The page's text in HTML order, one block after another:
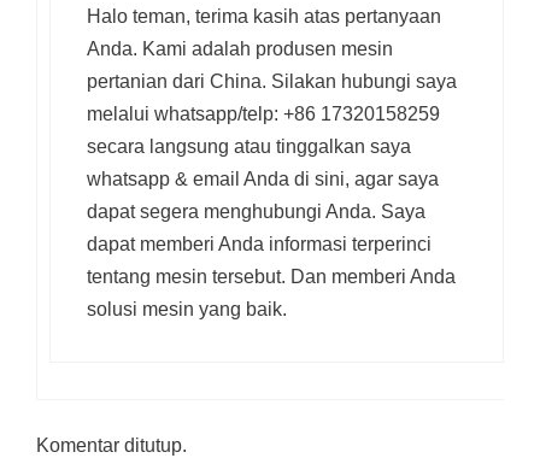
Halo teman, terima kasih atas pertanyaan
Anda. Kami adalah produsen mesin
pertanian dari China. Silakan hubungi saya
melalui whatsapp/telp: +86 17320158259
secara langsung atau tinggalkan saya
whatsapp & email Anda di sini, agar saya
dapat segera menghubungi Anda. Saya
dapat memberi Anda informasi terperinci
tentang mesin tersebut. Dan memberi Anda
solusi mesin yang baik.
Komentar ditutup.